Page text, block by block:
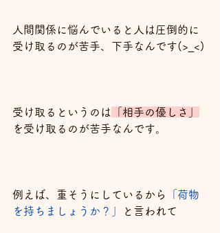
人間関係に悩んでいると人は圧倒的に
受け取るのが苦手、下手なんです(>_<)
受け取るというのは
「相手の優しさ」
を受け取るのが苦手なんです。
例えば、重そうにしているから
「荷物
を持ちましょうか？」
と言われて